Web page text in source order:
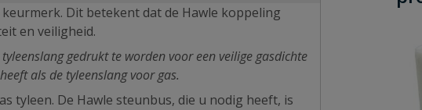
Dit betekent dat de Hawle koppeling
en veiligheid.
gedrukt te worden voor een veilige gasdichte
als de tyleenslang voor gas.
tyleen. De Hawle steunbus, die u nodig heeft, is